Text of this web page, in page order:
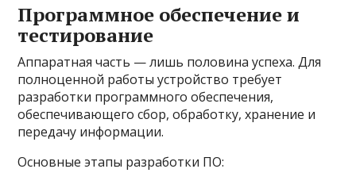
Программное обеспечение и
тестирование
Аппаратная часть — лишь половина успеха. Для
полноценной работы устройство требует
разработки программного обеспечения,
обеспечивающего сбор, обработку, хранение и
передачу информации.
Основные этапы разработки ПО: